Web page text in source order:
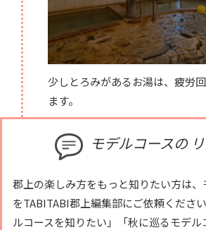
少しとろみがあるお湯は、疲労
ます。
モデルコースの
郡上の楽しみ方をもっと知りたい方は
をTABITABI郡上編集部にご依頼くださ
ルコースを知りたい」「秋に巡るモデル